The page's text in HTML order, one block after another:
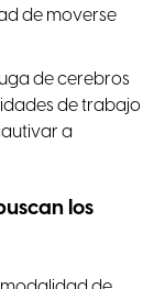
de moverse
de cerebros
de trabajo
a
los